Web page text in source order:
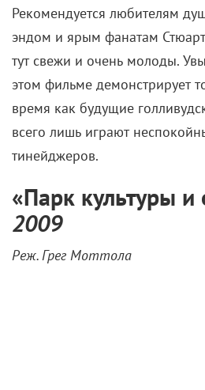
Рекомендуется любителям
эндом и ярым фанатам
тут свежи и очень молоды.
этом фильме демонстрирует
время как будущие
всего лишь играют
тинейджеров.
«Парк культуры и
2009
Реж. Грег Моттола